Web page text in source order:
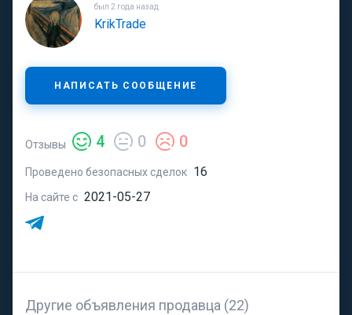
был 2 года назад
KrikTrade
НАПИСАТЬ СООБЩЕНИЕ
Отзывы 4 0 0
Проведено безопасных сделок 16
На сайте с 2021-05-27
Другие объявления продавца (22)